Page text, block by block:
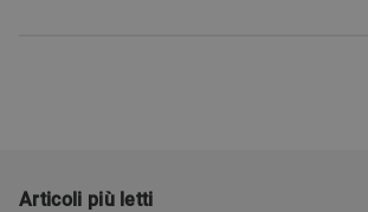
Articoli più letti